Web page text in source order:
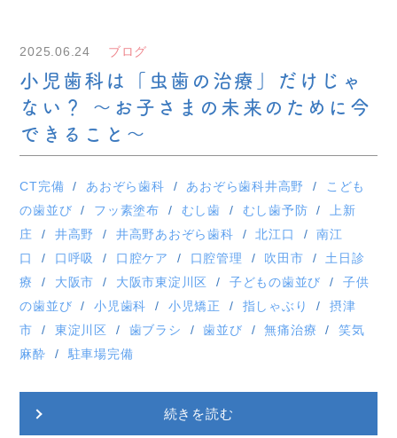
2025.06.24 ブログ
小児歯科は「虫歯の治療」だけじゃ
ない？ 〜お子さまの未来のために今
できること〜
CT完備 あおぞら歯科 あおぞら歯科井高野
こども
の歯並び
フッ素塗布 むし歯 むし歯予防
上新
庄
井高野 井高野あおぞら歯科 北江口
南江
口
口呼吸 口腔ケア 口腔管理 吹田市
土日診
療
大阪市 大阪市東淀川区 子どもの歯並び
子供
の歯並び
小児歯科 小児矯正 指しゃぶり
摂津
市
東淀川区 歯ブラシ 歯並び 無痛治療
笑気
麻酔
駐車場完備
続きを読む